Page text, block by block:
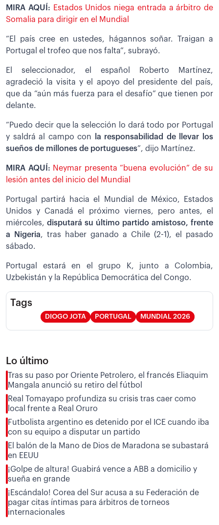
MIRA AQUÍ: Estados Unidos niega entrada a árbitro de
Somalia para dirigir en el Mundial
“El país cree en ustedes, hágannos soñar. Traigan a
Portugal el trofeo que nos falta”, subrayó.
El seleccionador, el español Roberto Martínez,
agradeció la visita y el apoyo del presidente del país,
que da “aún más fuerza para el desafío” que tienen por
delante.
“Puedo decir que la selección lo dará todo por Portugal
y saldrá al campo con
la responsabilidad de llevar los
sueños de millones de portugueses”, dijo Martínez.
MIRA AQUÍ: Neymar presenta “buena evolución” de su
lesión antes del inicio del Mundial
Portugal partirá hacia el Mundial de México, Estados
Unidos y Canadá el próximo viernes, pero antes, el
miércoles, disputará su último partido amistoso, frente
a Nigeria, tras haber ganado a Chile (2-1), el pasado
sábado.
Portugal estará en el grupo K, junto a Colombia,
Uzbekistán y la República Democrática del Congo.
Tags
DIOGO JOTA PORTUGAL MUNDIAL 2026
Lo último
Tras su paso por Oriente Petrolero, el francés Eliaquim
Mangala anunció su retiro del fútbol
Real Tomayapo profundiza su crisis tras caer como
local frente a Real Oruro
Futbolista argentino es detenido por el ICE cuando iba
con su equipo a disputar un partido
El balón de la Mano de Dios de Maradona se subastará
en EEUU
¡Golpe de altura! Guabirá vence a ABB a domicilio y
sueña en grande
¡Escándalo! Corea del Sur acusa a su Federación de
pagar citas íntimas para árbitros de torneos
internacionales